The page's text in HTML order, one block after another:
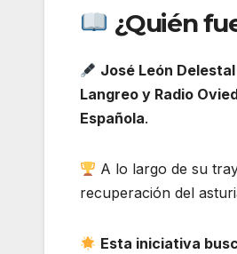
¿Quién
José León Delestal
Langreo y Radio
Española.
A lo largo de su
recuperación del
Esta iniciativa